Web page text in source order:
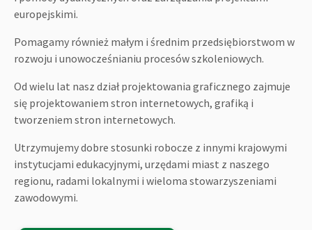
europejskimi.
Pomagamy również małym i średnim przedsiębiorstwom w
rozwoju i unowocześnianiu procesów szkoleniowych.
Od wielu lat nasz dział projektowania graficznego zajmuje
się projektowaniem stron internetowych, grafiką i
tworzeniem stron internetowych.
Utrzymujemy dobre stosunki robocze z innymi krajowymi
instytucjami edukacyjnymi, urzędami miast z naszego
regionu, radami lokalnymi i wieloma stowarzyszeniami
zawodowymi.